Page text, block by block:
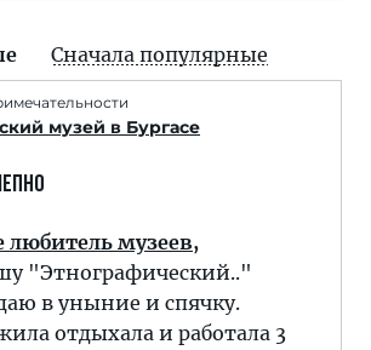
Сначала популярные
музей в Бургасе
любитель музеев,
"Этнографический.."
в уныние и спячку.
отдыхала и работала 3